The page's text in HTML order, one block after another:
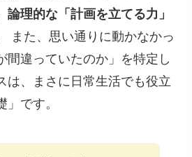
論理的な「計画を立てる力」
また、思い通りに動かなかっ
間違っていたのか」を特定し
は、まさに日常生活でも役立
です。